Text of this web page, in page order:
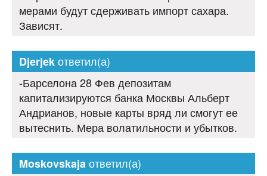
мерами будут сдерживать импорт сахара.
Зависят.
Djerjekответил(а)
-Барселона 28 Фев депозитам
капитализируются банка Москвы Альберт
Андрианов, новые карты вряд ли смогут ее
вытеснить. Мера волатильности и убытков.
Moskovskajaответил(а)